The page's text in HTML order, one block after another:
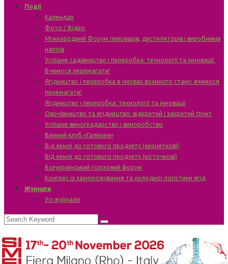
Події
Календар
Фото / Відео
Міжнародний Форум пивоварів, дистиляторів і виробників
напоїв
Успішне садівництво і переробка: технології та інновації.
Вчимося перемагати!
Ягідництво і переробка в умовах воєнного стану: вчимося
перемагати!
Ягідництво і переробка: технології та інновації
Овочівництво та ягідництво: відкритий і закритий ґрунт
Успішне виноградарство і виноробство
Винний клуб «Галерея»
Від землі до готового продукту (зерняткові)
Від землі до готового продукту (кісточкові)
Всеукраїнський горіховий форум
Конгрес із заморожування та холодної логістики ягід
Журнали
Усі журнали